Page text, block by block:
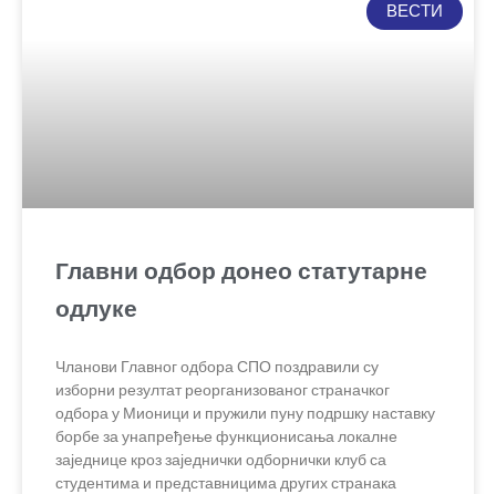
ВЕСТИ
Главни одбор донео статутарне
одлуке
Чланови Главног одбора СПО поздравили су
изборни резултат реорганизованог страначког
одбора у Мионици и пружили пуну подршку наставку
борбе за унапређење функционисања локалне
заједнице кроз заједнички одборнички клуб са
студентима и представницима других странака